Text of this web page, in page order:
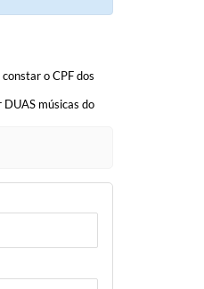
o CPF dos
músicas do